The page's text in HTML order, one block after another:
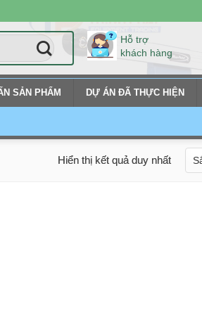
Hỗ trợ
khách hàng
SẢN PHẨM DỰ ÁN ĐÃ THỰC HIỆN
Hiển thị kết quả duy nhất